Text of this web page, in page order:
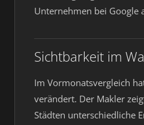
Unternehmen bei Google
Sichtbarkeit im
Im Vormonatsvergleich
verändert. Der Makler
Städten unterschiedliche